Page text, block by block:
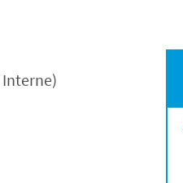
Interne)